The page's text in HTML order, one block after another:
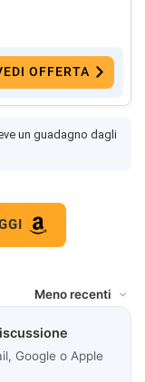
OFFERTA
un guadagno dagli
Google o Apple